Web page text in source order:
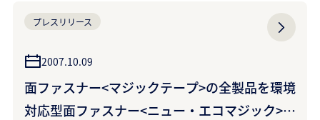
プレスリリース
2007.10.09
面ファスナー<マジックテープ>の全製品を環境
対応型面ファスナー<ニュー・エコマジック>に